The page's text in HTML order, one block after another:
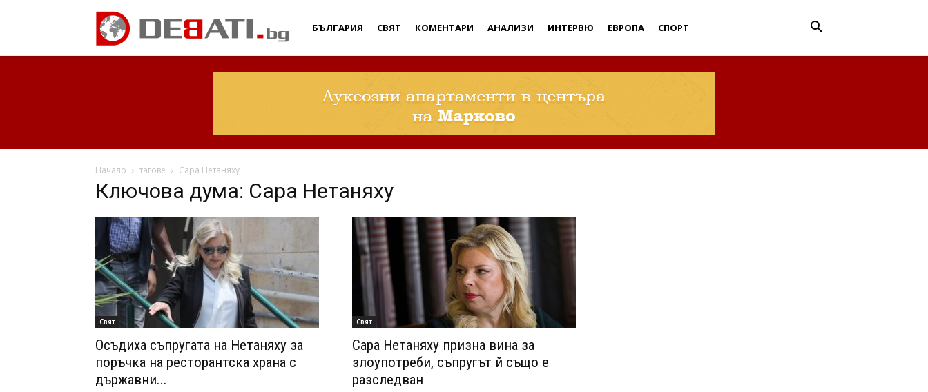
Дебати
БЪЛГАРИЯ СВЯТ КОМЕНТАРИ АНАЛИЗИ ИНТЕРВЮ ЕВРОПА СПОРТ
Начало тагове Сара Нетаняху
Ключова дума: Сара Нетаняху
Свят
Осъдиха съпругата на Нетаняху за
поръчка на ресторантска храна с
държавни...
Свят
Сара Нетаняху призна вина за
злоупотреби, съпругът й също е
разследван